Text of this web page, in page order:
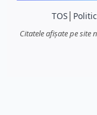
TOS
Citatele afișate pe site